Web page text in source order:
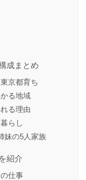
成まとめ
京都育ち
る地域
る理由
らし
妹の5人家族
紹介
仕事